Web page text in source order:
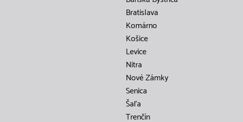
Bratislava
Komárno
Košice
Levice
Nitra
Nové Zámky
Senica
Šaľa
Trenčín